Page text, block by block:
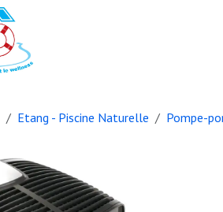
Etang - Piscine Naturelle Pompe-